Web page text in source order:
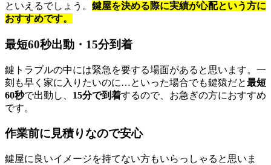
といえるでしょう。 鍵屋を決める際に実績が心配という方に
おすすめです。
最短60秒出動・15分到着
鍵トラブルの中には緊急を要する場面があると思います。一
刻も早く家に入りたいのに…といった場合でも鍵猿だと最短
60秒で出動し、 15分で到着するので、お急ぎの方におすすめ
です。
作業前に見積りなので安心
鍵屋に良いイメージを持てない方もいらっしゃると思いま